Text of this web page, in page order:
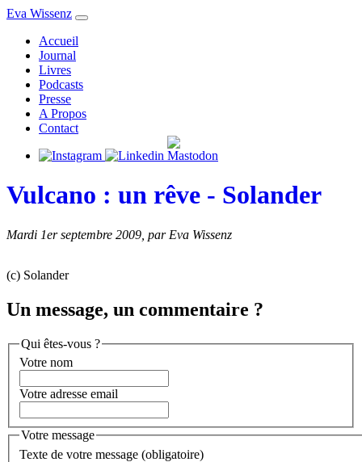
Eva Wissenz
Accueil
Journal
Livres
Podcasts
Presse
A Propos
Contact
Vulcano : un rêve - Solander
Mardi 1er septembre 2009 par Eva Wissenz
(c) Solander
Un message, un commentaire ?
Qui êtes-vous ?
Votre nom
Votre adresse email
Votre message
Texte de votre message (obligatoire)